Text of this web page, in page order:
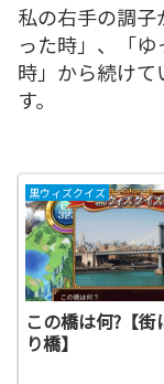
私の右手の調
った時」、「
時」から続け
す。
黒ウィズクイズ
この橋は何?【街
り橋】